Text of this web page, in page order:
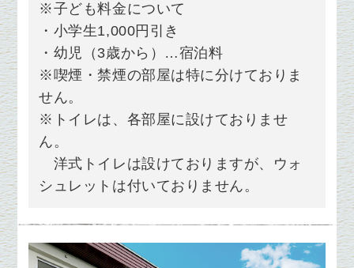
※子ども料金について
・小学生1,000円引き
・幼児（3歳から）…宿泊料
※喫煙・禁煙の部屋は特に分けておりま
せん。
※トイレは、各部屋に設けておりませ
ん。
洋式トイレは設けておりますが、ウォ
シュレットは付いておりません。